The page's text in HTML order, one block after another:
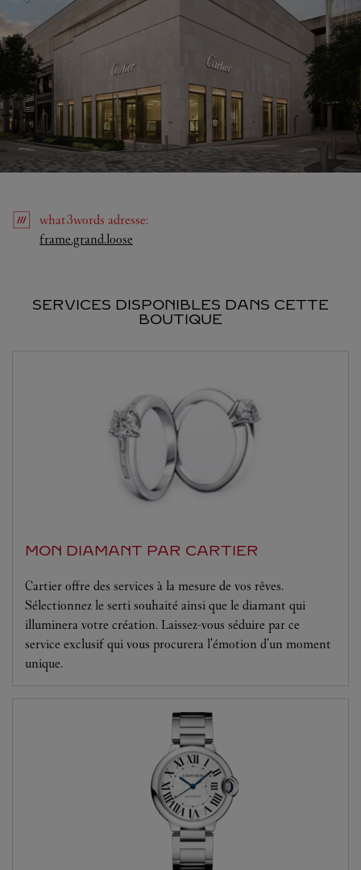
what3words adresse:
frame.grand.loose
SERVICES DISPONIBLES DANS CETTE
BOUTIQUE
MON DIAMANT PAR CARTIER
Cartier offre des services à la mesure de vos rêves.
Sélectionnez le serti souhaité ainsi que le diamant qui
illuminera votre création. Laissez-vous séduire par ce
service exclusif qui vous procurera l'émotion d'un moment
unique.